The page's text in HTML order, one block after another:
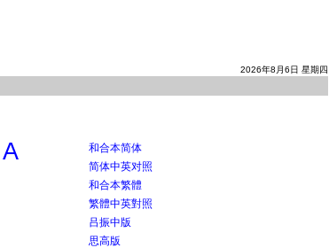
2026年8月6日 星期四
A
和合本简体
简体中英对照
和合本繁體
繁體中英對照
吕振中版
思高版